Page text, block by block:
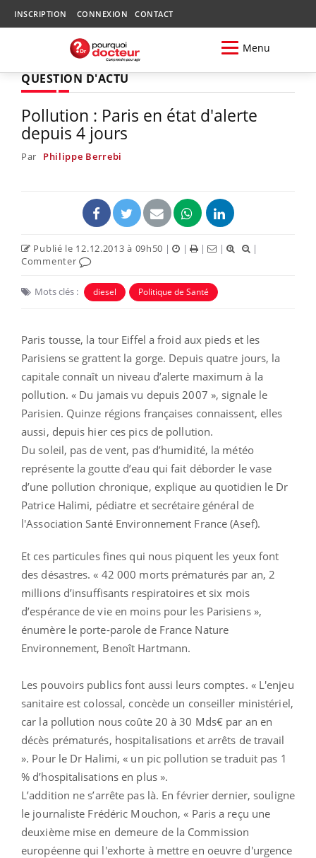
INSCRIPTION CONNEXION CONTACT
Menu
QUESTION D'ACTU
Pollution : Paris en état d'alerte
depuis 4 jours
Par Philippe Berrebi
Publié le 12.12.2013 à 09h50 | | | |
|
Commenter
Mots clés : diesel Politique de Santé
Paris tousse, la tour Eiffel a froid aux pieds et les
Parisiens se grattent la gorge. Depuis quatre jours, la
capitale connaît un niveau d’alerte maximum à la
pollution. « Du jamais vu depuis 2007 », signale le
Parisien. Quinze régions françaises connaissent, elles
aussi, depuis hier ces pics de pollution.
Du soleil, pas de vent, pas d’humidité, la météo
représente la goutte d’eau qui fait déborder le vase
d’une pollution chronique, explique au quotidien le Dr
Patrice Halimi, pédiatre et secrétaire général de
l'Association Santé Environnement France (Asef).
Et ces particules fines qui nous piquent les yeux font
des désastres. « 42 000 morts prématurés par an, 2
millions d’insuffisants respiratoires et six mois
d’espérance de vie en moins pour les Parisiens »,
énumère le porte-parole de France Nature
Environnement, Benoît Hartmann.
Les pouvoirs publics font aussi leurs comptes. « L'enjeu
sanitaire est colossal, concède un conseiller ministériel,
car la pollution nous coûte 20 à 30 Mds€ par an en
décès prématurés, hospitalisations et arrêts de travail
». Pour le Dr Halimi, « un pic pollution se traduit pas 1
% d’hospitalisations en plus ».
L’addition ne s’arrête pas là. En février dernier, souligne
le journaliste Frédéric Mouchon, « Paris a reçu une
deuxième mise en demeure de la Commission
européenne qui l'exhorte à mettre en oeuvre d'urgence